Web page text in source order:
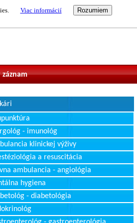
Viac informácií
- imunológ
klinickej výživy
a resuscitácia
ambulancia - angiológia
hygiena
- diabetológia